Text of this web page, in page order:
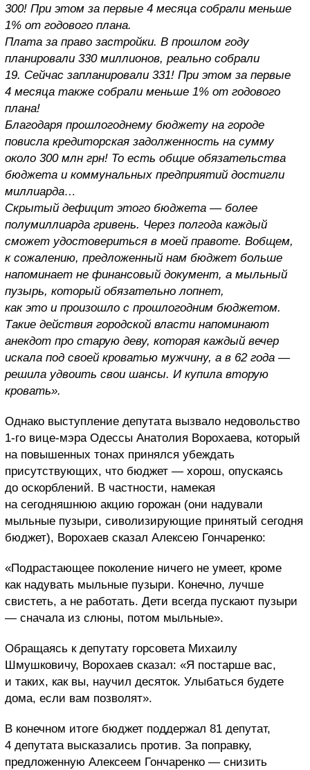
300! При этом за первые 4 месяца собрали меньше
1% от годового плана.
Плата за право застройки. В прошлом году
планировали 330 миллионов, реально собрали
19. Сейчас запланировали 331! При этом за первые
4 месяца также собрали меньше 1% от годового
плана!
Благодаря прошлогоднему бюджету на городе
повисла кредиторская задолженность на сумму
около 300 млн грн! То есть общие обязательства
бюджета и коммунальных предприятий достигли
миллиарда…
Скрытый дефицит этого бюджета — более
полумиллиарда гривень. Через полгода каждый
сможет удостовериться в моей правоте. Вобщем,
к сожалению, предложенный нам бюджет больше
напоминает не финансовый документ, а мыльный
пузырь, который обязательно лопнет,
как это и произошло с прошлогодним бюджетом.
Такие действия городской власти напоминают
анекдот про старую деву, которая каждый вечер
искала под своей кроватью мужчину, а в 62 года —
решила удвоить свои шансы. И купила вторую
кровать».
Однако выступление депутата вызвало недовольство
1-го вице-мэра Одессы Анатолия Ворохаева, который
на повышенных тонах принялся убеждать
присутствующих, что бюджет — хорош, опускаясь
до оскорблений. В частности, намекая
на сегодняшнюю акцию горожан (они надували
мыльные пузыри, сиволизирующие принятый сегодня
бюджет), Ворохаев сказал Алексею Гончаренко:
«Подрастающее поколение ничего не умеет, кроме
как надувать мыльные пузыри. Конечно, лучше
свистеть, а не работать. Дети всегда пускают пузыри
— сначала из слюны, потом мыльные».
Обращаясь к депутату горсовета Михаилу
Шмушковичу, Ворохаев сказал: «Я постарше вас,
и таких, как вы, научил десяток. Улыбаться будете
дома, если вам позволят».
В конечном итоге бюджет поддержал 81 депутат,
4 депутата высказались против. За поправку,
предложенную Алексеем Гончаренко — снизить